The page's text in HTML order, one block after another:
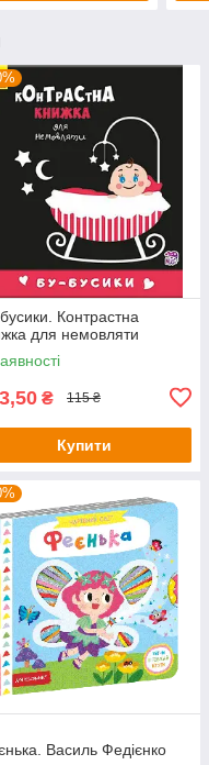
Контрастна
для немовляти
₴ 115 ₴
Купити
Василь Федієнко